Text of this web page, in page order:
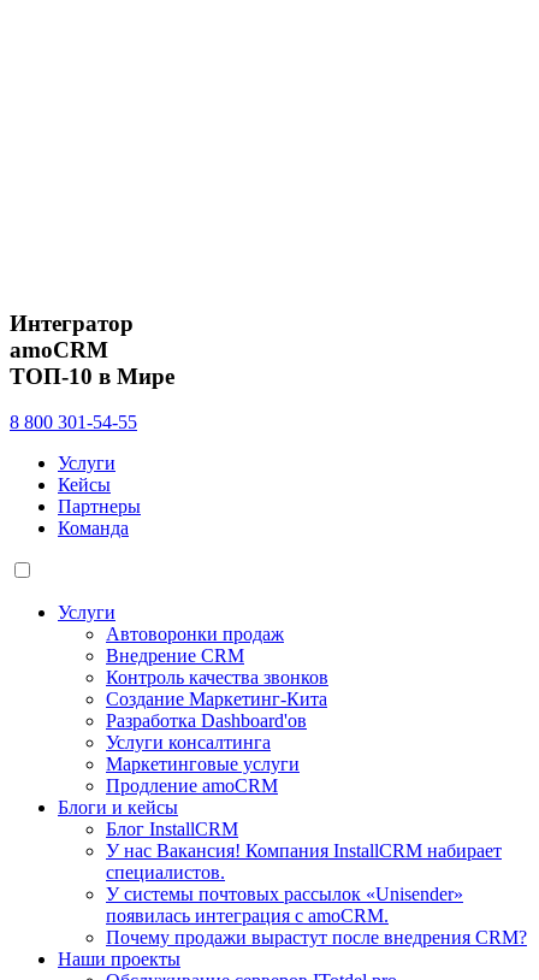
Интегратор
amoCRM
ТОП-10 в Мире
8 800 301-54-55
Услуги
Кейсы
Партнеры
Команда
Услуги
Автоворонки продаж
Внедрение CRM
Контроль качества звонков
Создание Маркетинг-Кита
Разработка Dashboard'ов
Услуги консалтинга
Маркетинговые услуги
Продление amoCRM
Блоги и кейсы
Блог InstallCRM
У нас Вакансия! Компания InstallCRM набирает
специалистов.
У системы почтовых рассылок «Unisender»
появилась интеграция с amoCRM.
Почему продажи вырастут после внедрения CRM?
Наши проекты